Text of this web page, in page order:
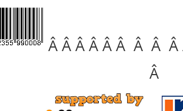
Â Â Â Â Â Â Â Â
Â